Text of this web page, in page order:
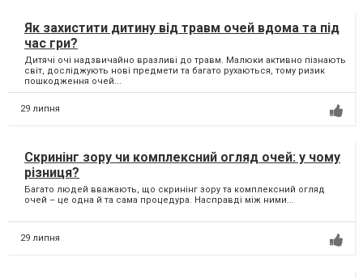
Як захистити дитину від травм очей вдома та під
час гри?
Дитячі очі надзвичайно вразливі до травм. Малюки активно пізнають
світ, досліджують нові предмети та багато рухаються, тому ризик
пошкодження очей...
29 липня
Скринінг зору чи комплексний огляд очей: у чому
різниця?
Багато людей вважають, що скринінг зору та комплексний огляд
очей – це одна й та сама процедура. Насправді між ними...
29 липня